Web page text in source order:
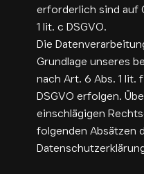
erforderlich sind auf
1 lit. c DSGVO.
Die
Grundlage unseres
nach Art. 6 Abs. 1 lit. f
DSGVO erfolgen.
einschlägigen
folgenden Absätzen